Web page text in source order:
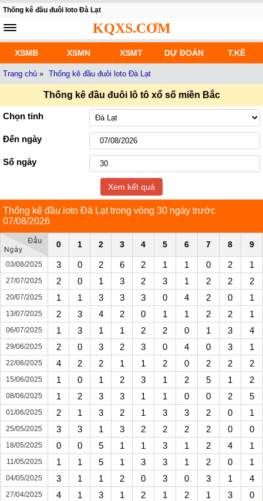
Thống kê đầu đuôi loto Đà Lạt
KQXS.CƠM
XSMB XSMN XSMT DỰ ĐOÁN T.KÊ
Trang chủ » Thống kê đầu đuôi loto Đà Lạt
Thống kê đầu đuôi lô tô xổ số miền Bắc
Chọn tỉnh
Đến ngày
Số ngày
Xem kết quả
Thống kê đầu loto Đà Lạt trong vòng 30 ngày trước
07/08/2026
0 1 2 3 4 5 6 7 8 9
03/08/2025 3 0 2 6 2 1 1 0 2 1
27/07/2025 2 0 1 3 2 3 1 2 2 2
20/07/2025 1 1 3 3 3 0 4 2 0 1
13/07/2025 2 3 4 2 0 1 1 2 2 1
06/07/2025 1 3 1 1 2 2 0 1 3 4
29/06/2025 2 0 3 2 3 0 4 0 3 1
22/06/2025 4 2 2 1 1 2 0 2 2 2
15/06/2025 1 0 1 2 3 1 2 5 1 2
08/06/2025 1 2 3 3 1 1 0 0 2 5
01/06/2025 2 1 3 2 1 3 3 2 0 1
25/05/2025 3 3 1 3 2 2 2 2 0 0
18/05/2025 0 0 5 1 1 3 1 2 4 1
11/05/2025 1 1 5 1 3 3 1 2 0 1
04/05/2025 3 1 1 2 0 3 0 3 1 4
27/04/2025 4 1 3 1 2 1 2 1 3 0